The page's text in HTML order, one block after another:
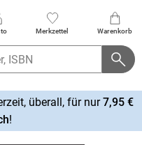
Merkzettel Warenkorb
überall, für nur7,95 €
!